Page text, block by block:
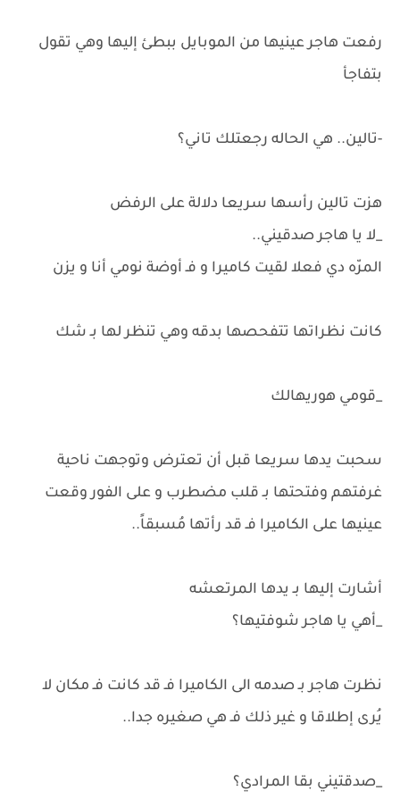
رفعت هاجر عينيها من الموبايل ببطئ إليها وهي تقول
بتفاجأ
-تالين.. هي الحاله رجعتلك تاني؟
هزت تالين رأسها سريعا دلالة على الرفض
_لا يا هاجر صدقيني..
المرّه دي فعلا لقيت كاميرا و فـ أوضة نومي أنا و يزن
كانت نظراتها تتفحصها بدقه وهي تنظر لها بـ شك
_قومي هوريهالك
سحبت يدها سريعا قبل أن تعترض وتوجهت ناحية
غرفتهم وفتحتها بـ قلب مضطرب و على الفور وقعت
عينيها على الكاميرا فـ قد رأتها مُسبقاً..
أشارت إليها بـ يدها المرتعشه
_أهي يا هاجر شوفتيها؟
نظرت هاجر بـ صدمه الى الكاميرا فـ قد كانت فـ مكان لا
يُرى إطلاقا و غير ذلك فـ هي صغيره جدا..
_صدقتيني بقا المرادي؟